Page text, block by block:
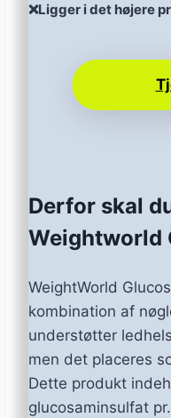
❌Ligger i det højere
Derfor skal
Weightworld
WeightWorld
kombination af
understøtter
men det placeres
Dette produkt
glucosaminsulfat